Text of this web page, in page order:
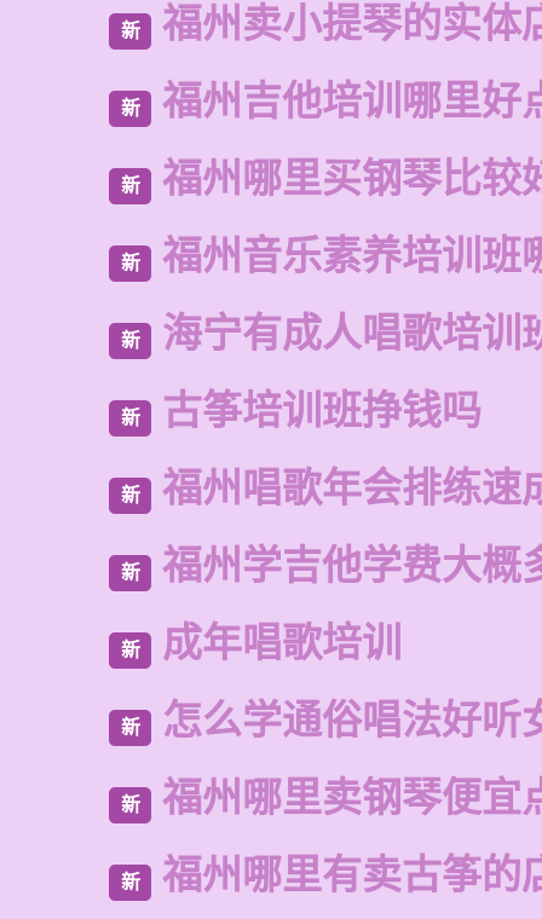
新 福州卖小提琴的实体
新 福州吉他培训哪里好
新 福州哪里买钢琴比较
新 福州音乐素养培训班
新 海宁有成人唱歌培训
新 古筝培训班挣钱吗
新 福州唱歌年会排练速
新 福州学吉他学费大概
新 成年唱歌培训
新 怎么学通俗唱法好听
新 福州哪里卖钢琴便宜
新 福州哪里有卖古筝的